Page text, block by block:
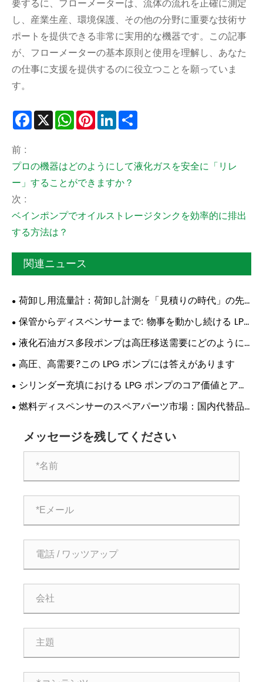
要するに、フローメーターは、流体の流れを正確に測定
し、産業生産、環境保護、その他の分野に重要な技術サ
ポートを提供できる非常に実用的な機器です。この記事
が、フローメーターの基本原則と使用を理解し、あなた
の仕事に支援を提供するのに役立つことを願っていま
す。
Facebook
X WhatsApp
PinterestLinkedIn
前 :
プロの機器はどのようにして液化ガスを安全に「リレ
ー」することができますか？
次 :
ベインポンプでオイルストレージタンクを効率的に排出
する方法は？
関連ニュース
荷卸し用流量計：荷卸し計測を「見積りの時代」の先
へ
保管からディスペンサーまで: 物事を動かし続ける LPG
多段ポンプ
液化石油ガス多段ポンプは高圧移送需要にどのように
対応するのでしょうか?
高圧、高需要?この LPG ポンプには答えがあります
シリンダー充填における LPG ポンプのコア価値とアプ
リケーション分析
燃料ディスペンサーのスペアパーツ市場：国内代替品
メッセージを残してください